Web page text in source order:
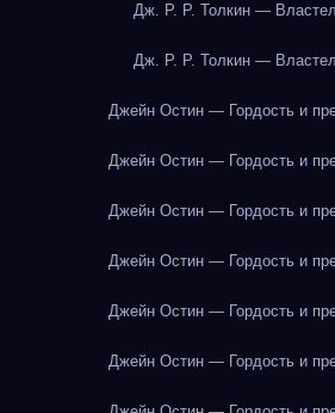
Дж. Р. Р. Толкин —
Дж. Р. Р. Толкин —
Джейн Остин — Гордость и
Джейн Остин — Гордость и
Джейн Остин — Гордость и
Джейн Остин — Гордость и
Джейн Остин — Гордость и
Джейн Остин — Гордость и